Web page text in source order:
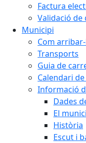
Factura
Validació de
Municipi
Com
Transports
Guia de
Calendari
Informació
Dades
El
Història
Escut i